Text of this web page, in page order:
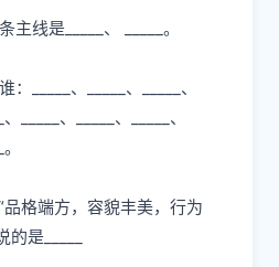
线是_____、 _____。
： 、 、
、
、 、 、
、
。
品格端⽅，容貌丰美， ⾏为
的是